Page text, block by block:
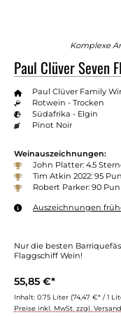
Komplexe
Paul Clüver Seven
Paul Clüver Family
Rotwein - Trocken
Südafrika - Elgin
Pinot Noir
Weinauszeichnungen:
John Platter: 4.5
Tim Atkin 2022: 95
Robert Parker: 90
Auszeichnungen
Nur die besten
Flaggschiff Wein!
55,85 €*
Inhalt: 0.75 Liter (74,47 €* / 1
Preise inkl. MwSt. zzgl.